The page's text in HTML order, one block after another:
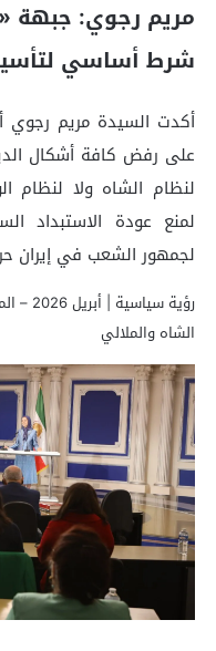
مريم رجوي: جبهة
شرط أساسي
أكدت السيدة مريم رجوي
على رفض كافة أشكال
لنظام الشاه ولا لنظام
لمنع عودة الاستبداد
لجمهور الشعب في إيران
رؤية
الشاه والملالي